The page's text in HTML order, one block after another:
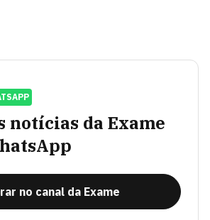
notícias da Exame
no canal da Exame